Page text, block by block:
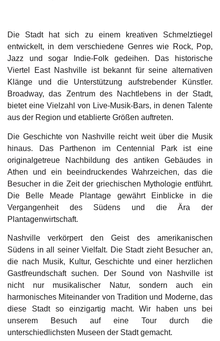
Die Stadt hat sich zu einem kreativen Schmelztiegel
entwickelt, in dem verschiedene Genres wie Rock, Pop,
Jazz und sogar Indie-Folk gedeihen. Das historische
Viertel East Nashville ist bekannt für seine alternativen
Klänge und die Unterstützung aufstrebender Künstler.
Broadway, das Zentrum des Nachtlebens in der Stadt,
bietet eine Vielzahl von Live-Musik-Bars, in denen Talente
aus der Region und etablierte Größen auftreten.
Die Geschichte von Nashville reicht weit über die Musik
hinaus. Das Parthenon im Centennial Park ist eine
originalgetreue Nachbildung des antiken Gebäudes in
Athen und ein beeindruckendes Wahrzeichen, das die
Besucher in die Zeit der griechischen Mythologie entführt.
Die Belle Meade Plantage gewährt Einblicke in die
Vergangenheit des Südens und die Ära der
Plantagenwirtschaft.
Nashville verkörpert den Geist des amerikanischen
Südens in all seiner Vielfalt. Die Stadt zieht Besucher an,
die nach Musik, Kultur, Geschichte und einer herzlichen
Gastfreundschaft suchen. Der Sound von Nashville ist
nicht nur musikalischer Natur, sondern auch ein
harmonisches Miteinander von Tradition und Moderne, das
diese Stadt so einzigartig macht. Wir haben uns bei
unserem Besuch auf eine Tour durch die
unterschiedlichsten Museen der Stadt gemacht.